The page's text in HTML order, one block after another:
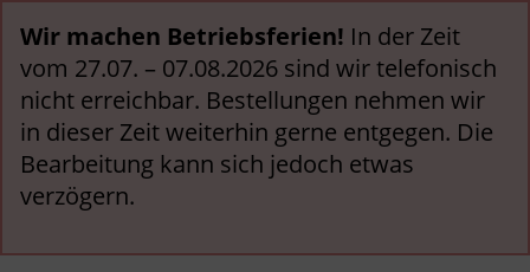
Wir machen Betriebsferien! In der Zeit
vom 27.07. – 07.08.2026 sind wir telefonisch
nicht erreichbar. Bestellungen nehmen wir
in dieser Zeit weiterhin gerne entgegen. Die
Bearbeitung kann sich jedoch etwas
verzögern.